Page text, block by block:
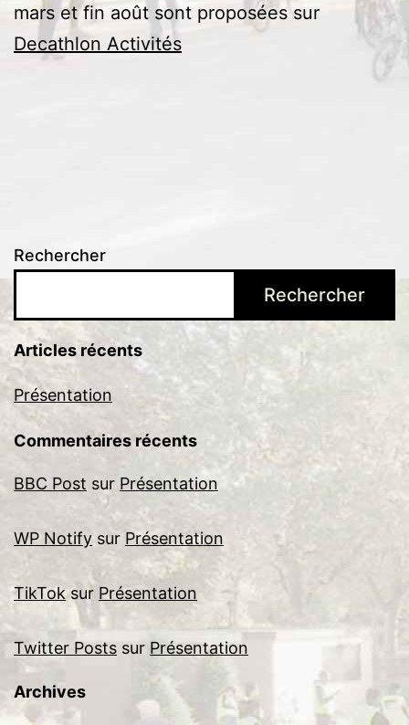
mars et fin août sont proposées sur
Decathlon Activités
Rechercher
Rechercher
Articles récents
Présentation
Commentaires récents
BBC Post sur Présentation
WP NotifysurPrésentation
TikToksur Présentation
Twitter Posts sur Présentation
Archives